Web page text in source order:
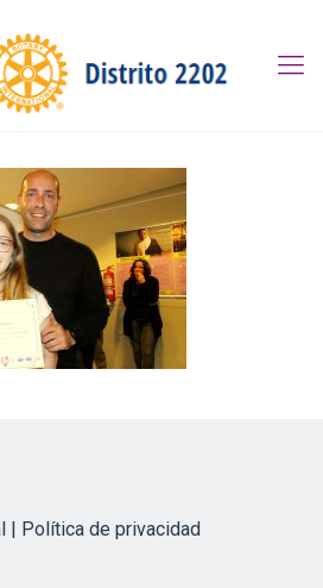
| Política de privacidad